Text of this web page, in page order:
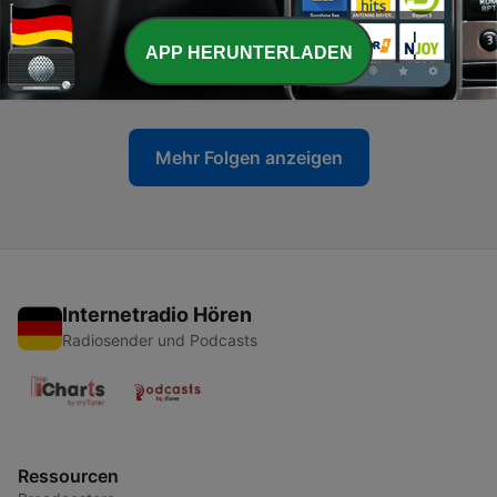
71 - 100 Jahre Ingeborg Bachmann: Vom Leben einer
Frau in der Männergesellschaft
30 Mai 2026
Mehr Folgen anzeigen
Internetradio Hören
Radiosender und Podcasts
Ressourcen
APP HERUNTERLADEN